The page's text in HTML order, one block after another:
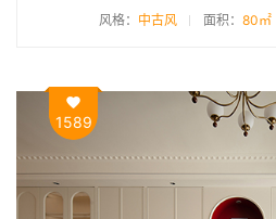
风格： 中古风 面积： 80㎡
1589